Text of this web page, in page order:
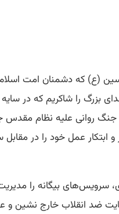
(ع) که دشمنان امت
بزرگ را شاکریم که در
جنگ روانی علیه نظام
و ابتکار عمل خود را در
سرویس‌های بیگانه را
ضد انقلاب خارج نشین و